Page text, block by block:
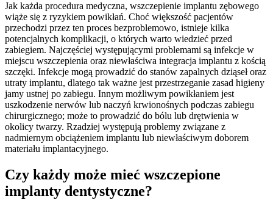
Jak każda procedura medyczna, wszczepienie implantu zębowego
wiąże się z ryzykiem powikłań. Choć większość pacjentów
przechodzi przez ten proces bezproblemowo, istnieje kilka
potencjalnych komplikacji, o których warto wiedzieć przed
zabiegiem. Najczęściej występującymi problemami są infekcje w
miejscu wszczepienia oraz niewłaściwa integracja implantu z kością
szczęki. Infekcje mogą prowadzić do stanów zapalnych dziąseł oraz
utraty implantu, dlatego tak ważne jest przestrzeganie zasad higieny
jamy ustnej po zabiegu. Innym możliwym powikłaniem jest
uszkodzenie nerwów lub naczyń krwionośnych podczas zabiegu
chirurgicznego; może to prowadzić do bólu lub drętwienia w
okolicy twarzy. Rzadziej występują problemy związane z
nadmiernym obciążeniem implantu lub niewłaściwym doborem
materiału implantacyjnego.
Czy każdy może mieć wszczepione
implanty dentystyczne?